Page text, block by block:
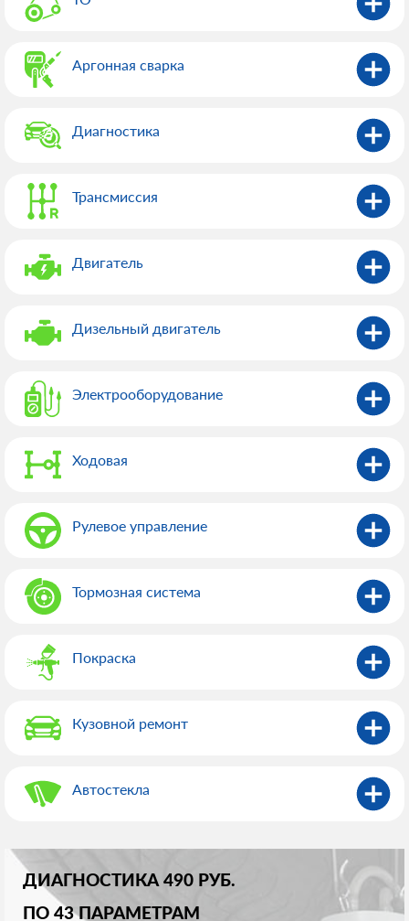
Аргонная сварка
Диагностика
Трансмиссия
Двигатель
Дизельный двигатель
Электрооборудованиe
Ходовая
Рулевое управление
Тормозная система
Покраска
Кузовной ремонт
Автостекла
ДИАГНОСТИКА 490 РУБ.
ПО 43 ПАРАМЕТРАМ